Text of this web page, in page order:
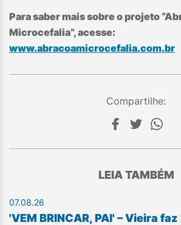
Para saber mais sobre o projeto
Microcefalia”, acesse:
www.abracoamicrocefalia.com.br
Compartilhe:
LEIA TAMBÉM
07.08.26
'VEM BRINCAR, PAI' – Vieira